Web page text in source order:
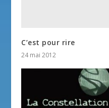
C’est pour rire
24 mai 2012